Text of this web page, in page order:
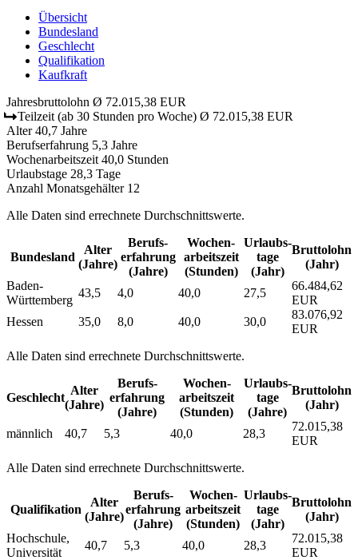
Übersicht
Bundesland
Geschlecht
Qualifikation
Kaufkraft
Jahresbruttolohn Ø 72.015,38 EUR
Teilzeit (ab 30 Stunden pro Woche) Ø 72.015,38 EUR
Alter 40,7 Jahre
Berufserfahrung 5,3 Jahre
Wochenarbeitszeit 40,0 Stunden
Urlaubstage 28,3 Tage
Anzahl Monatsgehälter 12
Alle Daten sind errechnete Durchschnittswerte.
Bundesland
Alter
(Jahre)
Berufs­
erfahrung
(Jahre)
Wochen­
arbeitszeit
(Stunden)
Urlaubs­
tage
(Jahr)
Bruttolohn
(Jahr)
Baden-
Württemberg
43,5 4,0 40,0 27,5
66.484,62
EUR
Hessen
35,0 8,0 40,0 30,0
83.076,92
EUR
Alle Daten sind errechnete Durchschnittswerte.
Geschlecht
Alter
(Jahre)
Berufs­
erfahrung
(Jahre)
Wochen­
arbeitszeit
(Stunden)
Urlaubs­
tage
(Jahre)
Bruttolohn
(Jahr)
männlich 40,7 5,3 40,0 28,3
72.015,38
EUR
Alle Daten sind errechnete Durchschnittswerte.
Qualifikation
Alter
(Jahre)
Berufs­
erfahrung
(Jahre)
Wochen­
arbeitszeit
(Stunden)
Urlaubs­
tage
(Jahr)
Bruttolohn
(Jahr)
Hochschule,
Universität
40,7 5,3 40,0 28,3
72.015,38
EUR